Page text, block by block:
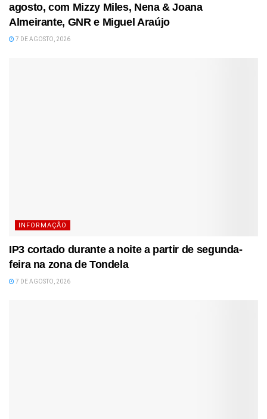
agosto, com Mizzy Miles, Nena & Joana
Almeirante, GNR e Miguel Araújo
7 DE AGOSTO, 2026
INFORMAÇÃO
IP3 cortado durante a noite a partir de segunda-
feira na zona de Tondela
7 DE AGOSTO, 2026